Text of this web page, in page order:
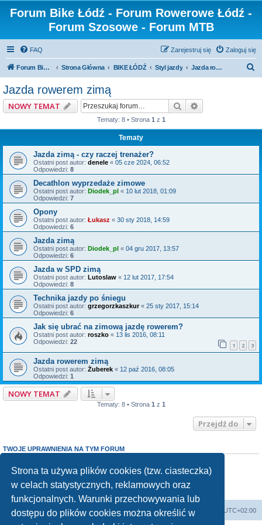
Strona ta używa plików cookies (tzw. ciasteczka)
w celach statystycznych, reklamowych oraz
funkcjonalnych. Warunki przechowywania lub
dostępu do plików cookies można określić w
Forum Bike Łódź - Forum Rowerowe Łódź -
Forum Szosowe - Forum MTB
FAQ Zaloguj się
Zarejestruj się
Forum Bike Łódź - Forum Rowerowe Łódź - Forum Szosowe - Forum MTB Strona Główna BIKE ŁÓDŹ Styl jazdy Jazda rowerem zimą
Jazda rowerem zimą
NOWY TEMAT Szukaj
Tematy: 8 • Strona 1 z 1
Tematy
Jazda zimą - czy raczej trenażer?
Ostatni post autor: denele « 05 cze 2024, 06:52
Odpowiedzi: 8
Decathlon wyprzedaże zimowe
Ostatni post autor: Diodek_pl « 10 lut 2018, 01:09
Odpowiedzi: 7
Opony
Ostatni post autor: Łukasz « 30 sty 2018, 14:59
Odpowiedzi: 6
Jazda zimą
Ostatni post autor: Diodek_pl « 04 gru 2017, 13:57
Odpowiedzi: 6
Jazda w SPD zimą
Ostatni post autor: Lutoslaw « 12 lut 2017, 17:54
Odpowiedzi: 8
Technika jazdy po śniegu
Ostatni post autor: grzegorzkaszkur« 25 sty 2017, 15:14
Odpowiedzi: 6
Jak się ubrać na zimową jazdę rowerem?
Ostatni post autor: roszko « 13 lis 2016, 08:11
Odpowiedzi: 22 1 2 3
Jazda rowerem zimą
Ostatni post autor: Żuberek « 12 paź 2016, 08:05
Odpowiedzi: 1
NOWY TEMAT
Tematy: 8 • Strona 1 z 1
Przejdź do
TWOJE UPRAWNIENIA NA TYM FORUM
Nie możesz odpowiadać w tematach
Nie możesz zmieniać swoich postów
Nie możeszusuwać swoich postów
Forum Bike Łódź - Forum Rowerowe Łódź - Forum Szosowe - Forum MTB Strona Główna Strefa czasowa UTC+02:00
Linki partnerskie: strony www lodz Fotografia Analogowa